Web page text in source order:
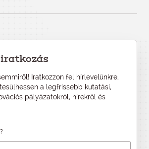
Iratkozzon fel hírlevelünkre,
a legfrissebb kutatási,
pályázatokról, hírekről és